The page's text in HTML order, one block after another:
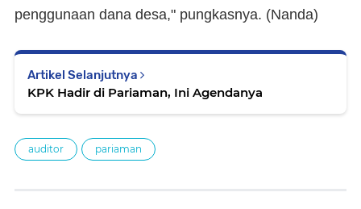
penggunaan dana desa," pungkasnya. (Nanda)
Artikel Selanjutnya
KPK Hadir di Pariaman, Ini Agendanya
auditor pariaman